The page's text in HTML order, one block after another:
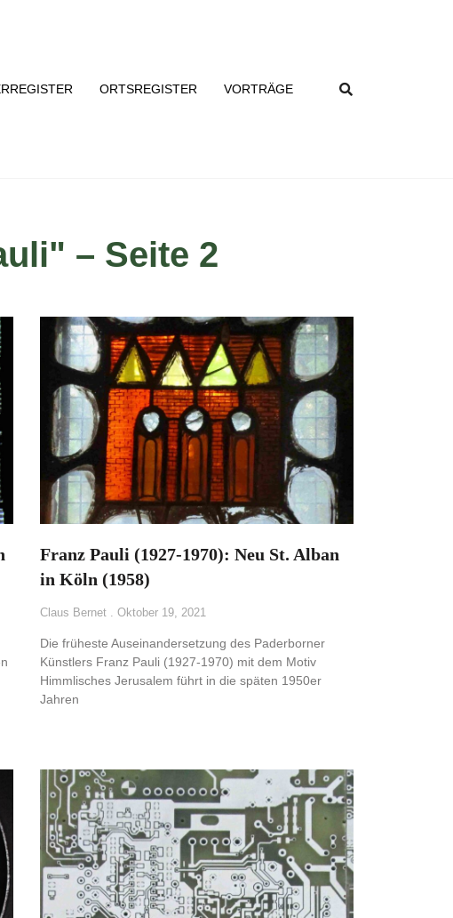
ORTSREGISTER VORTRÄGE
– Seite 2
Franz Pauli (1927-1970): Neu St. Alban
in Köln (1958)
Claus Bernet Oktober 19, 2021
Die früheste Auseinandersetzung des Paderborner
Künstlers Franz Pauli (1927-1970) mit dem Motiv
Himmlisches Jerusalem führt in die späten 1950er
Jahren